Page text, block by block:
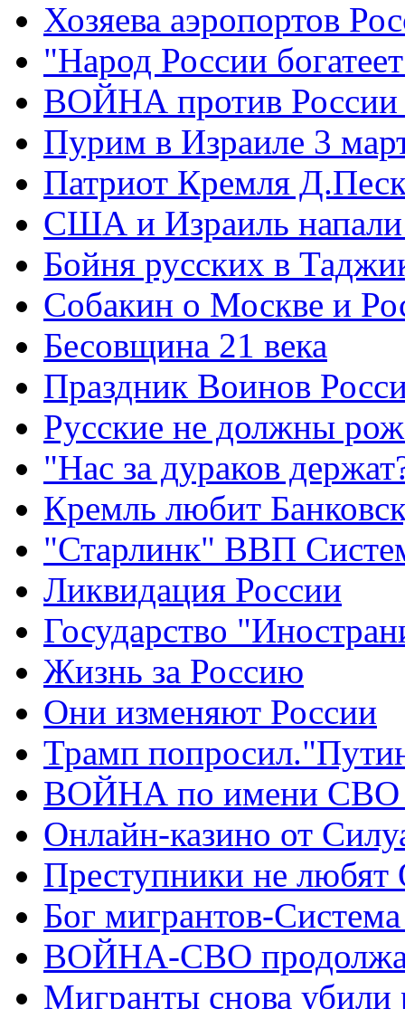
Хозяева аэропортов
"Народ России
ВОЙНА против России
Пурим в Израиле 3
Патриот Кремля
США и Израиль
Бойня русских в
Собакин о Москве и
Бесовщина 21 века
Праздник Воинов
Русские не должны
"Нас за дураков
Кремль любит
"Старлинк" ВВП
Ликвидация России
Государство
Жизнь за Россию
Они изменяют России
Трамп
ВОЙНА по имени СВО
Онлайн-казино от
Преступники не
Бог мигрантов-
ВОЙНА-СВО
Мигранты снова убили